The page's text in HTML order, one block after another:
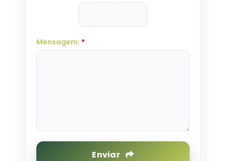
Mensagem: *
Enviar